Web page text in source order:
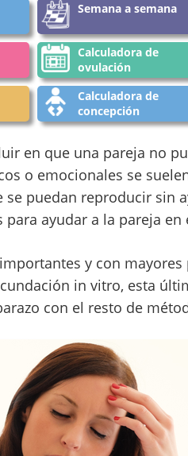
Semana a semana
Calculadora de
ovulación
Calculadora de
concepción
en que una pareja no
o emocionales se
puedan reproducir sin
ayudar a la pareja en
y con
in vitro, esta
con el resto de